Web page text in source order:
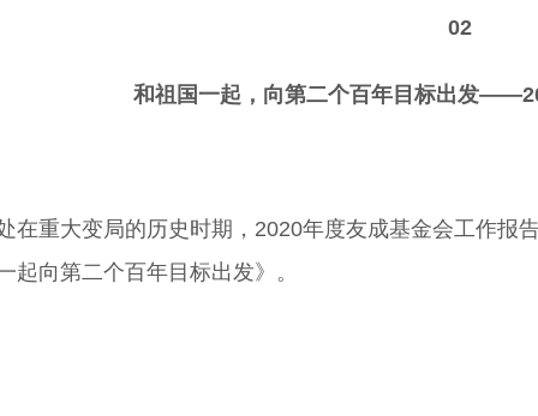
02
和祖国一起，向第二个百年目标出发
在重大变局的历史时期，2020年度友成基金会工作报
起向第二个百年目标出发》。